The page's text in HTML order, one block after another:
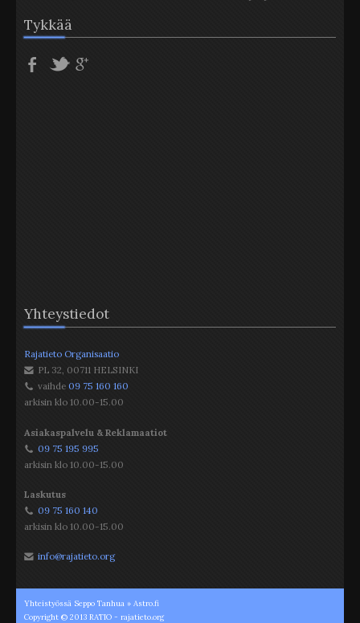
Tykkää
Yhteystiedot
Rajatieto Organisaatio
PL 32, 00711 HELSINKI
vaihde 09 75 160 160
arkisin klo 10.00-15.00
Asiakaspalvelu & Reklamaatiot
09 75 195 995
arkisin klo 10.00-15.00
Laskutus
09 75 160 140
arkisin klo 10.00-15.00
info@rajatieto.org
Yhteistyössä Seppo Tanhua » Astro.fi
Copyright © 2013 RATIO - rajatieto.org